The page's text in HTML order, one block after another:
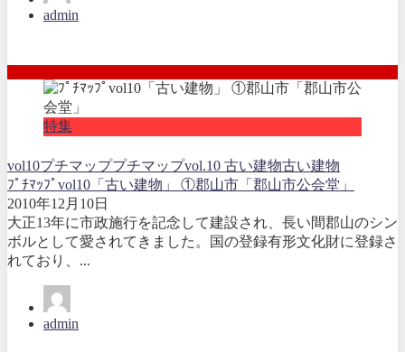
admin
特集
vol10プチマッププチマップvol.10 古い建物古い建物
ﾌﾟﾁﾏｯﾌﾟvol10「古い建物」 ①郡山市「郡山市公会堂」
2010年12月10日
大正13年に市政施行を記念して建設され、長い間郡山のシン
ボルとして愛されてきました。国の登録有形文化財に登録さ
れており、...
admin